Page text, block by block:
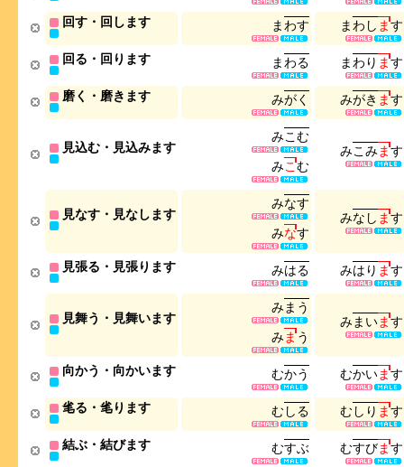
回す・回します ま わす ま わ し ます
回る・回ります ま わる ま わ り ます
磨く・磨きます みがく みがき ます
見込む・見込みます
みこ む
みこむ
みこ みます
見なす・見なします
みなす
みなす
みな し ます
見張る・見張ります みはる みは り ます
見舞う・見舞います
みま う
みまう
みま います
向かう・向かいます むかう むかいます
毟る・毟ります むしる むし り ます
結ぶ・結びます むすぶ むすびます